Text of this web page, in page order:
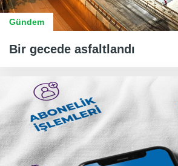
Gündem
Bir gecede asfaltlandı